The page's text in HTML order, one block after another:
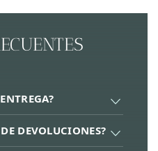
DEVOLUCIONES?